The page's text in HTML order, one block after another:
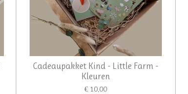
Cadeaupakket Kind - Little Farm -
Kleuren
€ 10,00